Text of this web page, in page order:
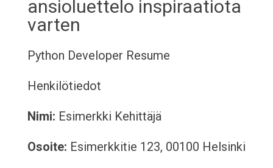
ansioluettelo inspiraatiota
varten
Python Developer Resume
Henkilötiedot
Nimi: Esimerkki Kehittäjä
Osoite: Esimerkkitie 123, 00100 Helsinki